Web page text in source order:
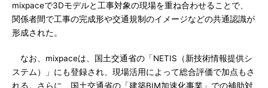
mixpaceで3Dモデルと工事対象の現場を重ね合わせることで、
関係者間で工事の完成形や交通規制のイメージなどの共通認識が
形成された。
なお、mixpaceは、国土交通省の「NETIS（新技術情報提供シ
ステム）」にも登録され、現場活用によって総合評価で加点もさ
れる。さらに、国土交通省の「建築BIM加速化事業」での補助対